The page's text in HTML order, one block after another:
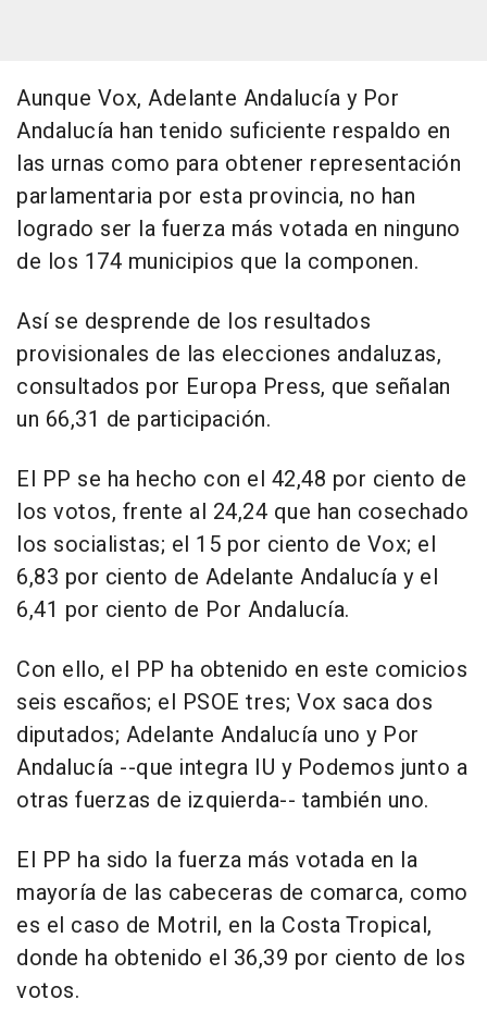
Aunque Vox, Adelante Andalucía y Por
Andalucía han tenido suficiente respaldo en
las urnas como para obtener representación
parlamentaria por esta provincia, no han
logrado ser la fuerza más votada en ninguno
de los 174 municipios que la componen.
Así se desprende de los resultados
provisionales de las elecciones andaluzas,
consultados por Europa Press, que señalan
un 66,31 de participación.
El PP se ha hecho con el 42,48 por ciento de
los votos, frente al 24,24 que han cosechado
los socialistas; el 15 por ciento de Vox; el
6,83 por ciento de Adelante Andalucía y el
6,41 por ciento de Por Andalucía.
Con ello, el PP ha obtenido en este comicios
seis escaños; el PSOE tres; Vox saca dos
diputados; Adelante Andalucía uno y Por
Andalucía --que integra IU y Podemos junto a
otras fuerzas de izquierda-- también uno.
El PP ha sido la fuerza más votada en la
mayoría de las cabeceras de comarca, como
es el caso de Motril, en la Costa Tropical,
donde ha obtenido el 36,39 por ciento de los
votos.